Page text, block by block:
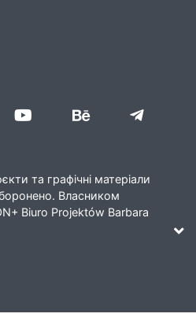
та графічні матеріали
Власником
Biuro Projektów Barbara